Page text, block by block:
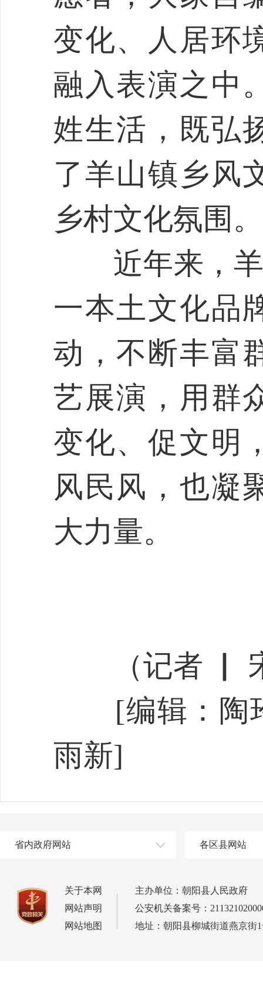
变化、人居环
融入表演之中
姓生活，既弘
了羊山镇乡风
乡村文化氛围。
近年来，羊
一本土文化品
动，不断丰富
艺展演，用群
变化、促文明
风民风，也凝
大力量。
（记者 ▏
[编辑：陶
雨新]
省内政府网站 各区县网站
关于本网
网站声明
网站地图
主办单位：朝阳县人民政府
公安机关备案号：
地址：朝阳县柳城街道燕京街